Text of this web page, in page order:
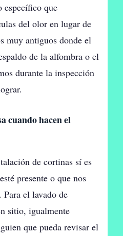
específico que
del olor en lugar de
muy antiguos donde el
de la alfombra o el
durante la inspección
cuando hacen el
de cortinas sí es
presente o que nos
Para el lavado de
sitio, igualmente
que pueda revisar el